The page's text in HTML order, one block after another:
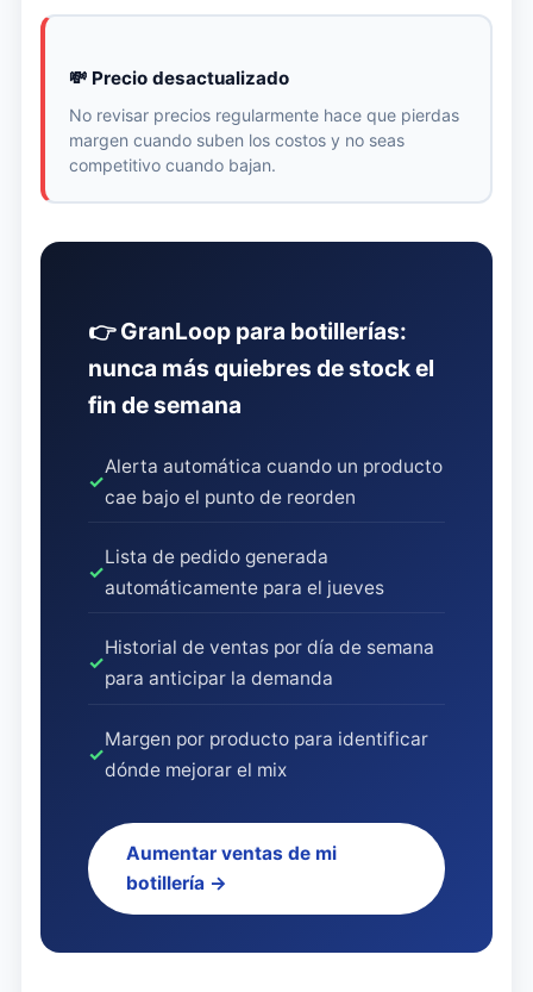
💸 Precio desactualizado
No revisar precios regularmente hace que pierdas
margen cuando suben los costos y no seas
competitivo cuando bajan.
👉 GranLoop para botillerías:
nunca más quiebres de stock el
fin de semana
✓
Alerta automática cuando un producto
cae bajo el punto de reorden
✓
Lista de pedido generada
automáticamente para el jueves
✓
Historial de ventas por día de semana
para anticipar la demanda
✓
Margen por producto para identificar
dónde mejorar el mix
Aumentar ventas de mi
botillería →